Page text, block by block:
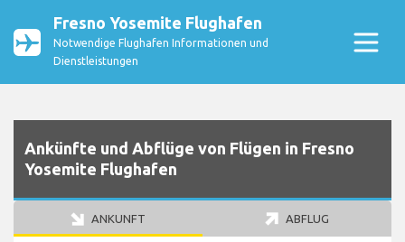
Fresno Yosemite Flughafen
Notwendige Flughafen Informationen und
Dienstleistungen
Ankünfte und Abflüge von Flügen in Fresno
Yosemite Flughafen
ANKUNFT ABFLUG